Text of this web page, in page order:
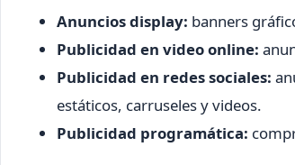
Anuncios display: banners
Publicidad en video online:
Publicidad en redes sociales:
estáticos, carruseles y videos.
Publicidad programática: